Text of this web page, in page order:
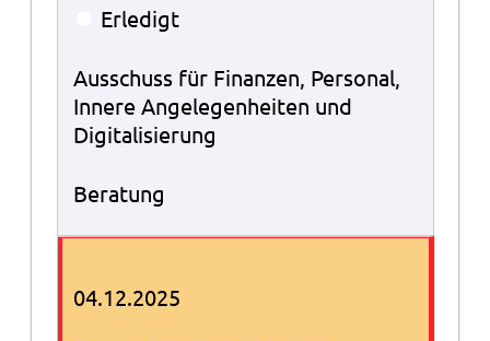
Erledigt
Ausschuss für Finanzen, Personal,
Innere Angelegenheiten und
Digitalisierung
Beratung
04.12.2025